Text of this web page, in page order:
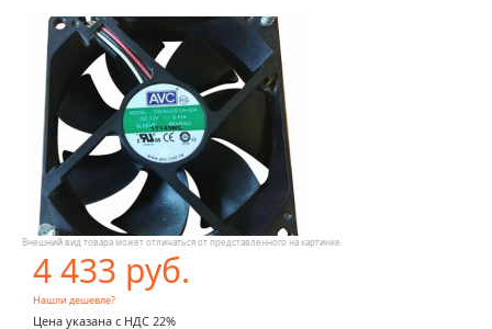
Внешний вид товара может отличаться от представленного на картинке
4 433 руб.
Нашли дешевле?
Цена указана с НДС 22%